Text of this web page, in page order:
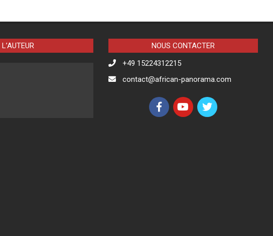
L’AUTEUR
NOUS CONTACTER
+49 15224312215
contact@african-panorama.com